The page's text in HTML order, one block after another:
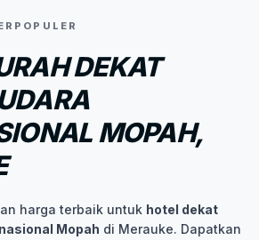
DEKAT
MOPAH,
harga terbaik untuk hotel dekat
Mopah di Merauke. Dapatkan